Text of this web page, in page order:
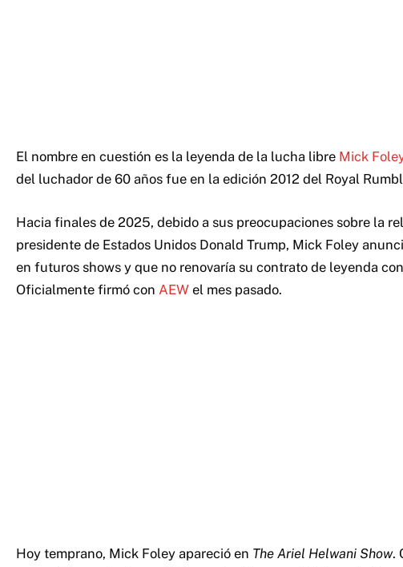
El nombre en cuestión es la leyenda de la lucha libre Mick
del luchador de 60 años fue en la edición 2012 del Royal
Hacia finales de 2025, debido a sus preocupaciones sobre la
presidente de Estados Unidos Donald Trump, Mick Foley
en futuros shows y que no renovaría su contrato de leyenda
Oficialmente firmó con AEW el mes pasado.
Hoy temprano, Mick Foley apareció en The Ariel Helwani Show.